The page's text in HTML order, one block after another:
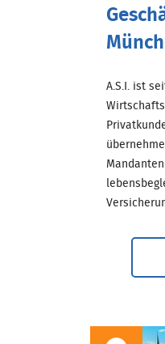
A.S.I. ist